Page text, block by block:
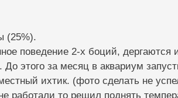
(25%).
поведение 2-х боций, дергаются
этого за месяц в аквариум
ихтик. (фото сделать не
работали то решил поднять